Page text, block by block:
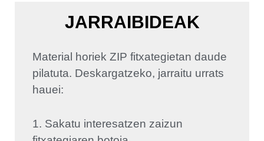
JARRAIBIDEAK
Material horiek ZIP fitxategietan daude
pilatuta. Deskargatzeko, jarraitu urrats
hauei:
1. Sakatu interesatzen zaizun